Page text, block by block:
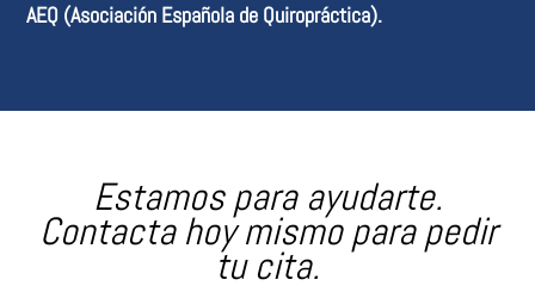
AEQ (Asociación Española de Quiropráctica).
Estamos para ayudarte.
Contacta hoy mismo para pedir
tu cita.